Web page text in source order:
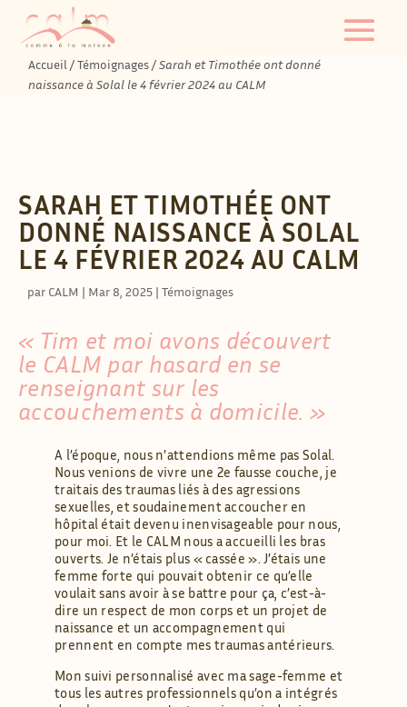
Accueil /Témoignages/Sarah et Timothée ont donné
naissance à Solal le 4 février 2024 au CALM
SARAH ET TIMOTHÉE ONT
DONNÉ NAISSANCE À SOLAL
LE 4 FÉVRIER 2024 AU CALM
par CALM | Mar 8, 2025 | Témoignages
« Tim et moi avons découvert
le CALM par hasard en se
renseignant sur les
accouchements à domicile. »
A l’époque, nous n’attendions même pas Solal.
Nous venions de vivre une 2e fausse couche, je
traitais des traumas liés à des agressions
sexuelles, et soudainement accoucher en
hôpital était devenu inenvisageable pour nous,
pour moi. Et le CALM nous a accueilli les bras
ouverts. Je n’étais plus « cassée ». J’étais une
femme forte qui pouvait obtenir ce qu’elle
voulait sans avoir à se battre pour ça, c’est-à-
dire un respect de mon corps et un projet de
naissance et un accompagnement qui
prennent en compte mes traumas antérieurs.
Mon suivi personnalisé avec ma sage-femme et
tous les autres professionnels qu’on a intégrés